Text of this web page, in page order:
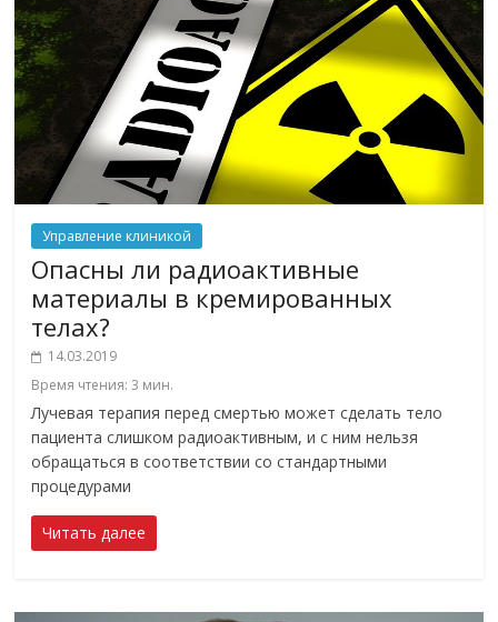
Управление клиникой
Опасны ли радиоактивные
материалы в кремированных
телах?
14.03.2019
Время чтения:3 мин.
Лучевая терапия перед смертью может сделать тело
пациента слишком радиоактивным, и с ним нельзя
обращаться в соответствии со стандартными
процедурами
Читать далее